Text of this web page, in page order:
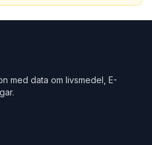
med data om livsmedel, E-